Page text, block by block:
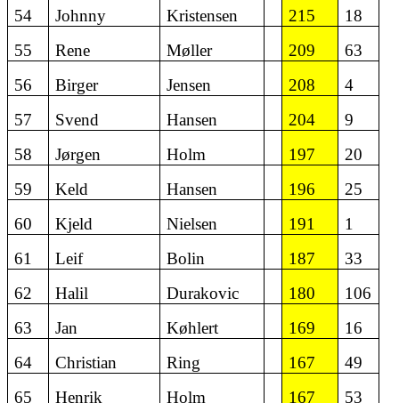
54
Johnny Kristensen 215
18
55
Rene Møller 209
63
56
Birger Jensen 208
4
57
Svend Hansen 204
9
58
Jørgen Holm 197
20
59
Keld Hansen 196
25
60
Kjeld Nielsen 191
1
61
Leif Bolin 187
33
62
Halil Durakovic 180
106
63
Jan Køhlert 169
16
64
Christian Ring 167
49
65
Henrik Holm 167
53